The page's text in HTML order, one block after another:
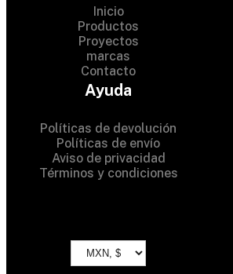
Inicio
Productos
Proyectos
marcas
Contacto
Ayuda
Políticas de devolución
Políticas de envío
Aviso de privacidad
Términos y condiciones